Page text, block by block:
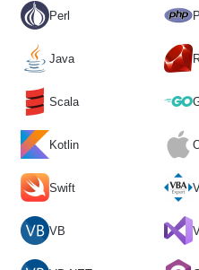
Perl
Java
Scala
Kotlin
Swift
VB